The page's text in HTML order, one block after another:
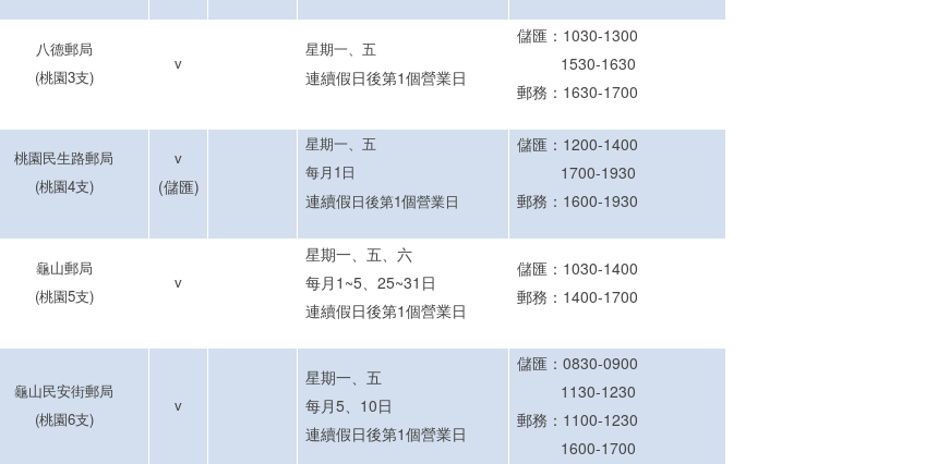
八德郵局
(桃園3支)
v
星期一、五
連續假日後第1個營業日
儲匯：1030-1300
1530-1630
郵務：1630-1700
桃園民生路郵局
(桃園4支)
v
(儲匯)
星期一、五
每月1日
連續假日後第1個營業日
儲匯：1200-1400
1700-1930
郵務：1600-1930
龜山郵局
(桃園5支)
v
星期一、五、六
每月1~5、25~31 日
連續假日後第1個營業日
儲匯：1030-1400
郵務：1400-1700
龜山民安街郵局
(桃園6支)
v
星期一、五
每月5、 10日
連續假日後第1個營業日
儲匯：0830-0900
1130-1230
郵務：1100-1230
1600-1700